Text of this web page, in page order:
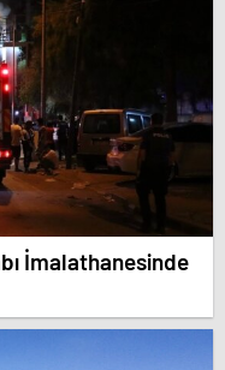
İmalathanesinde